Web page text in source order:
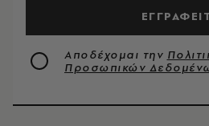
Αποδέχομαι την
Προσωπικών